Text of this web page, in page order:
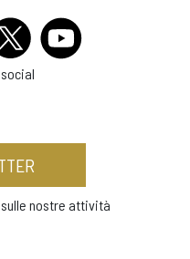
nostre attività